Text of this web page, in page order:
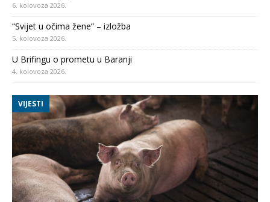
6. kolovoza 2026.
“Svijet u očima žene” – izložba
5. kolovoza 2026.
U Brifingu o prometu u Baranji
4. kolovoza 2026.
VIJESTI